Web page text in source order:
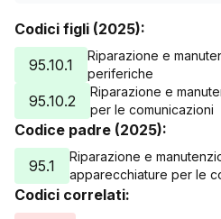
Codici figli (2025):
95.10.1
Riparazione e
periferiche
95.10.2
Riparazione e
per le comunicazioni
Codice padre (2025):
95.1
Riparazione e
apparecchiature per le
Codici correlati: